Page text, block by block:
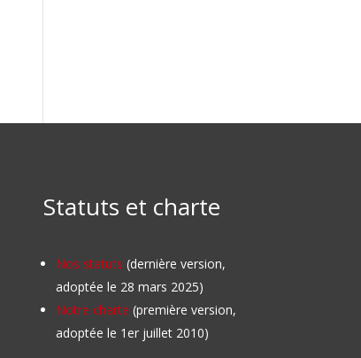
Statuts et charte
Nos statuts (dernière version,
adoptée le 28 mars 2025)
Notre charte (première version,
adoptée le 1er juillet 2010)